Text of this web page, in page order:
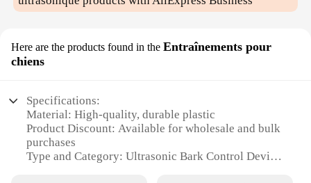
Here are the products found in the Entraînements pour
chiens
Specifications:
Material: High-quality, durable plastic
Product Discount: Available for wholesale and bulk
purchases
Type and Category: Ultrasonic Bark Control Device